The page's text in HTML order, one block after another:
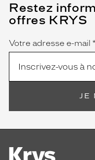
Restez
offres KRYS
Name
Votre adresse e-mail *
(Ce
champ
est
JE